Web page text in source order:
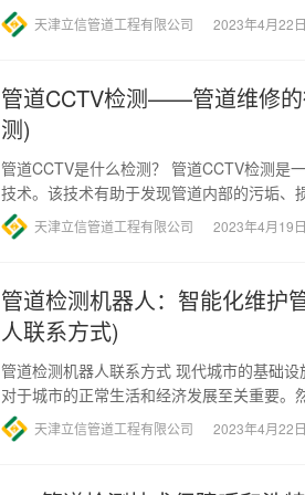
天津立信管道工程有限公司 2023年4月22日
管道CCTV检测——管道维修
测)
管道CCTV是什么检测？ 管道CCTV检测是
技术。该技术有助于发现管道内部的污垢
养。 管道CCTV检…
天津立信管道工程有限公司 2023年4月19日
管道检测机器人：智能化维护
人联系方式)
管道检测机器人联系方式 现代城市的基础
对于城市的正常生活和经济发展至关重要
常常需要及时检测与维修，但…
天津立信管道工程有限公司 2023年4月22日